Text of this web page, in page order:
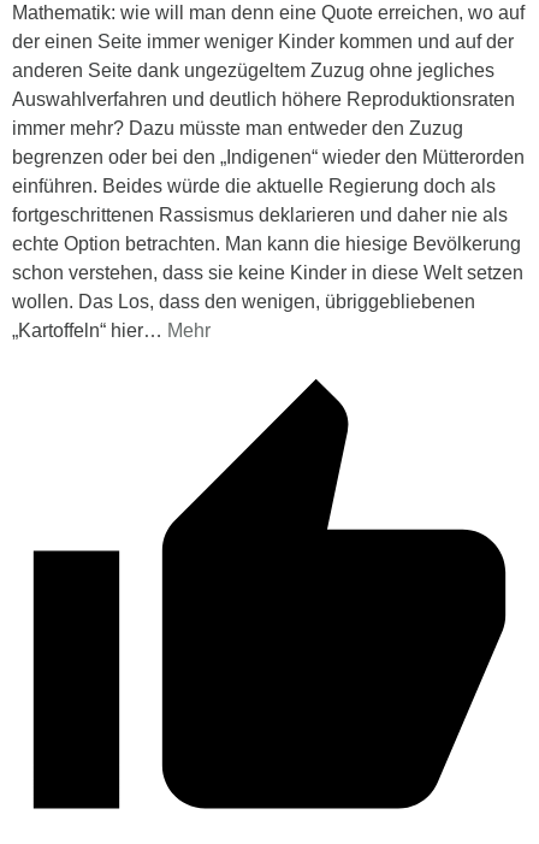
Mathematik: wie will man denn eine Quote erreichen, wo auf
der einen Seite immer weniger Kinder kommen und auf der
anderen Seite dank ungezügeltem Zuzug ohne jegliches
Auswahlverfahren und deutlich höhere Reproduktionsraten
immer mehr? Dazu müsste man entweder den Zuzug
begrenzen oder bei den „Indigenen“ wieder den Mütterorden
einführen. Beides würde die aktuelle Regierung doch als
fortgeschrittenen Rassismus deklarieren und daher nie als
echte Option betrachten. Man kann die hiesige Bevölkerung
schon verstehen, dass sie keine Kinder in diese Welt setzen
wollen. Das Los, dass den wenigen, übriggebliebenen
„Kartoffeln“ hier… Mehr